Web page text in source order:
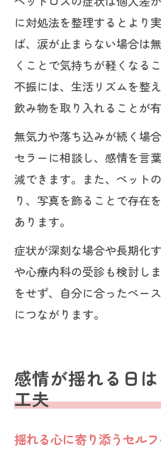
に対処法を整理するとより
ば、涙が止まらない場合は
くことで気持ちが軽くなる
不振には、生活リズムを整
飲み物を取り入れることが有
無気力や落ち込みが続く場
セラーに相談し、感情を言
減できます。また、ペット
り、写真を飾ることで存在
あります。
症状が深刻な場合や長期化
や心療内科の受診も検討し
をせず、自分に合ったペー
につながります。
感情が揺れる日
工夫
揺れる心に寄り添うセル